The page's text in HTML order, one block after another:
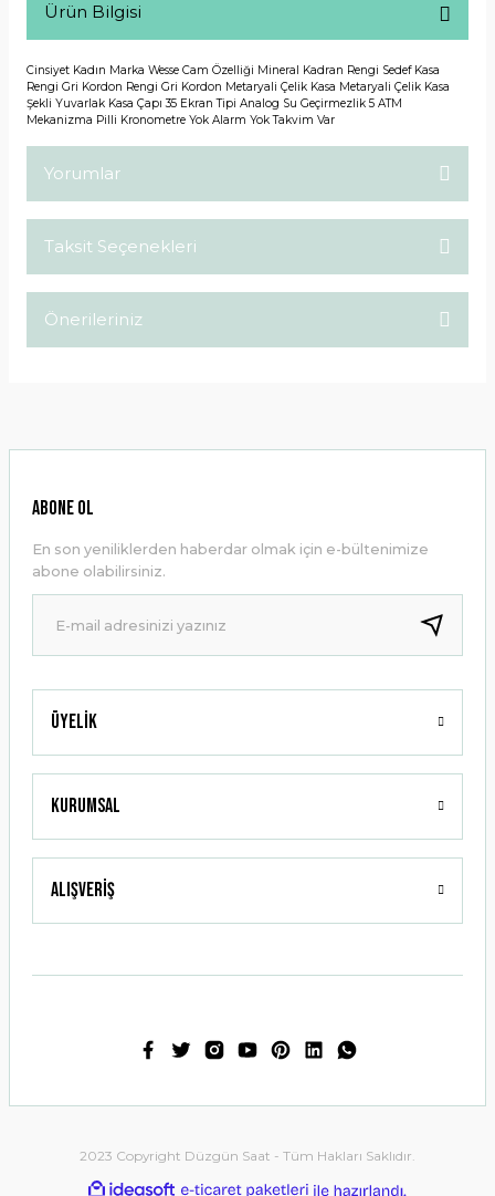
Ürün Bilgisi
Cinsiyet Kadın Marka Wesse Cam Özelliği Mineral Kadran Rengi Sedef Kasa
Rengi Gri Kordon Rengi Gri Kordon Metaryali Çelik Kasa Metaryali Çelik Kasa
Şekli Yuvarlak Kasa Çapı 35 Ekran Tipi Analog Su Geçirmezlik 5 ATM
Mekanizma Pilli Kronometre Yok Alarm Yok Takvim Var
Yorumlar
Taksit Seçenekleri
Önerileriniz
Ürün resmi kalitesiz, bozuk veya görüntülenemiyor.
Ürün bilgilerinde hatalar bulunuyor.
Ürün fiyatı diğer sitelerden daha pahalı.
Bu ürüne benzer farklı alternatifler olmalı.
Gönder
Üyelik
Kurumsal
Alışveriş
ABONE OL
En son yeniliklerden haberdar olmak için e-bültenimize
abone olabilirsiniz.
2023 Copyright Düzgün Saat - Tüm Hakları Saklıdır.
ideasoft e-